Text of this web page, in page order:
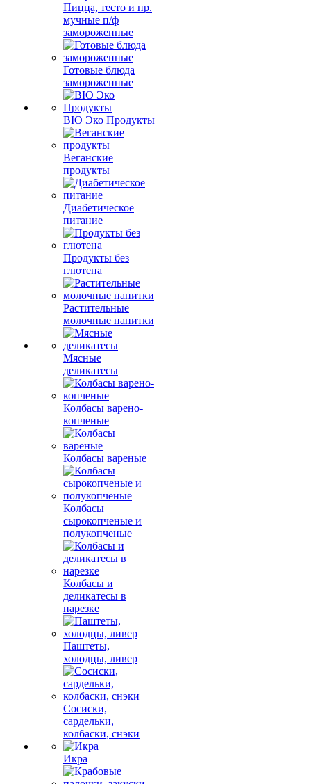
Пицца, тесто и пр.
мучные п/ф
замороженные
Готовые блюда
замороженные
BIO Эко Продукты
Веганские
продукты
Диабетическое
питание
Продукты без
глютена
Растительные
молочные напитки
Мясные
деликатесы
Колбасы варено-
копченые
Колбасы вареные
Колбасы
сырокопченые и
полукопченые
Колбасы и
деликатесы в
нарезке
Паштеты,
холодцы, ливер
Сосиски,
сардельки,
колбаски, снэки
Икра